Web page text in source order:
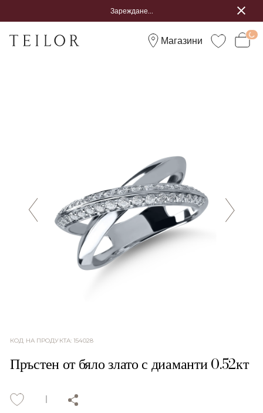
Зареждане...
Магазини
КОД НА ПРОДУКТА:154028
Пръстен от бяло злато с диаманти 0.52кт